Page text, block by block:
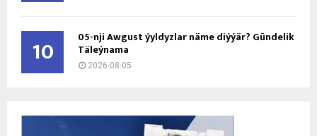
10 05-nji Awgust ýyldyzlar näme diýýär? Gündelik
Täleýnama
2026-08-05